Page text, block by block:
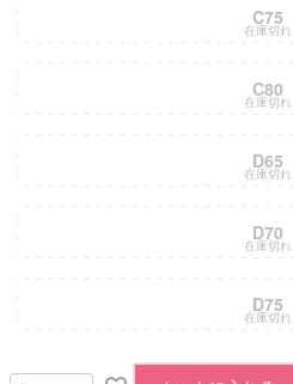
C75
在庫切れ
C80
在庫切れ
D65
在庫切れ
D70
在庫切れ
D75
在庫切れ